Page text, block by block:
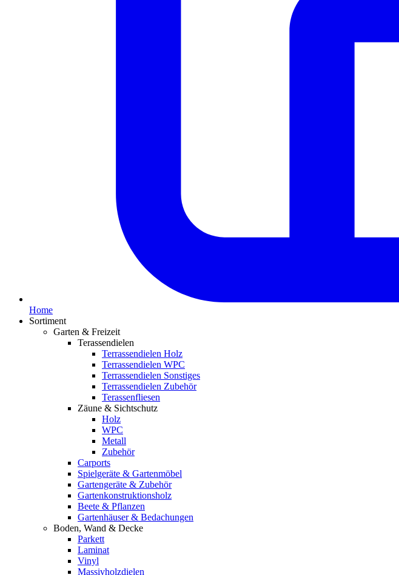
Home
Sortiment
Garten & Freizeit
Terassendielen
Terrassendielen Holz
Terrassendielen WPC
Terrassendielen Sonstiges
Terrassendielen Zubehör
Terassenfliesen
Zäune & Sichtschutz
Holz
WPC
Metall
Zubehör
Carports
Spielgeräte & Gartenmöbel
Gartengeräte & Zubehör
Gartenkonstruktionsholz
Beete & Pflanzen
Gartenhäuser & Bedachungen
Boden, Wand & Decke
Parkett
Laminat
Vinyl
Massivholzdielen